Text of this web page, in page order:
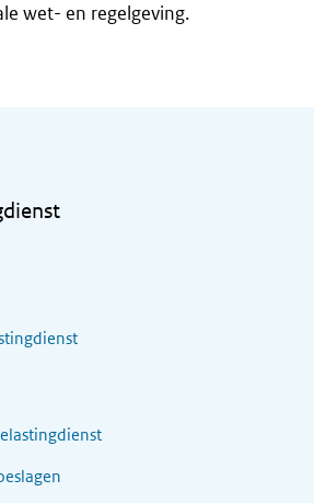
wet- en regelgeving.